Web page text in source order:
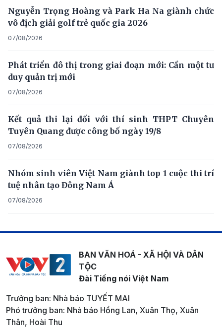
Nguyễn Trọng Hoàng và Park Ha Na giành chức
vô địch giải golf trẻ quốc gia 2026
07/08/2026
Phát triển đô thị trong giai đoạn mới: Cần một tư
duy quản trị mới
07/08/2026
Kết quả thi lại đối với thí sinh THPT Chuyên
Tuyên Quang được công bố ngày 19/8
07/08/2026
Nhóm sinh viên Việt Nam giành top 1 cuộc thi trí
tuệ nhân tạo Đông Nam Á
07/08/2026
BAN VĂN HOÁ - XÃ HỘI VÀ DÂN
TỘC
Đài Tiếng nói Việt Nam
Trưởng ban: Nhà báo TUYẾT MAI
Phó trưởng ban: Nhà báo Hồng Lan, Xuân Thọ, Xuân
Thân, Hoài Thu